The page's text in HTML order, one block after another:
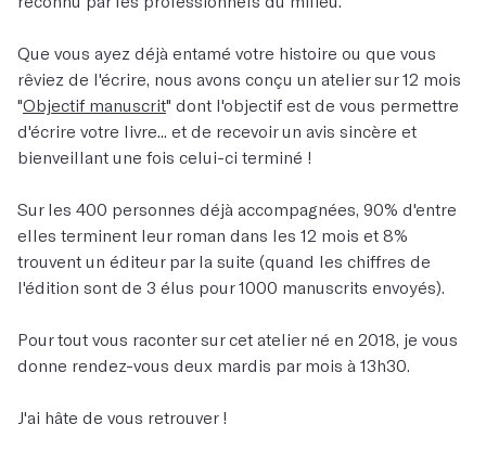
Que vous ayez déjà entamé votre histoire ou que vous
rêviez de l'écrire, nous avons conçu un atelier sur 12 mois
"Objectif manuscrit" dont l'objectif est de vous permettre
d'écrire votre livre... et de recevoir un avis sincère et
bienveillant une fois celui-ci terminé !
Sur les 400 personnes déjà accompagnées, 90% d'entre
elles terminent leur roman dans les 12 mois et 8%
trouvent un éditeur par la suite (quand les chiffres de
l'édition sont de 3 élus pour 1000 manuscrits envoyés).
Pour tout vous raconter sur cet atelier né en 2018, je vous
donne rendez-vous deux mardis par mois à 13h30.
J'ai hâte de vous retrouver !